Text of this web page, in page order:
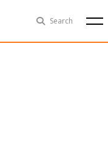
Search